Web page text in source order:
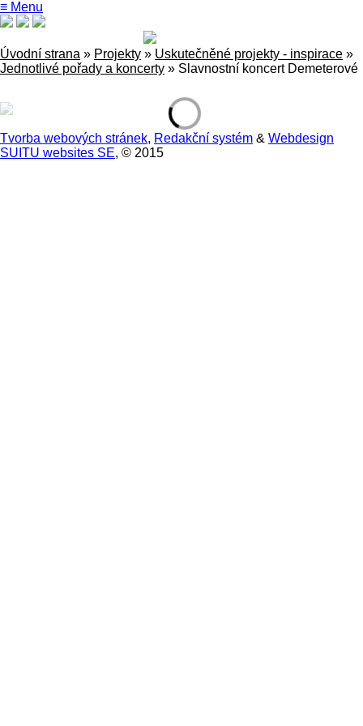
≡ Menu
Úvodní strana » Projekty » Uskutečněné projekty - inspirace »
Jednotlivé pořady a koncerty » Slavnostní koncert Demeterové
Tvorba webových stránek, Redakční systém & Webdesign
SUITU websites SE, © 2015